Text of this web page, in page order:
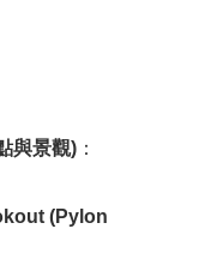
與景觀) ：
(Pylon